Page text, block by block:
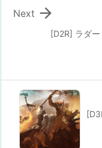
[D2R] ラダー

Next